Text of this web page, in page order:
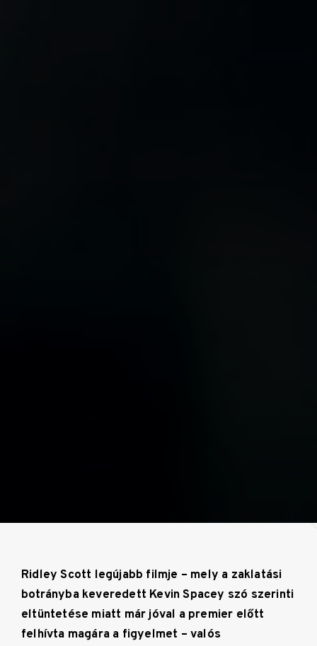
Ridley Scott legújabb filmje – mely a zaklatási
botrányba keveredett Kevin Spacey szó szerinti
eltüntetése miatt már jóval a premier előtt
felhívta magára a figyelmet – valós